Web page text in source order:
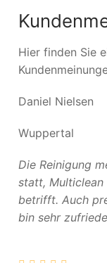
Hier finden Sie
Daniel Nielsen
Wuppertal
Die Reinigung
statt,
betrifft. Auch
bin sehr